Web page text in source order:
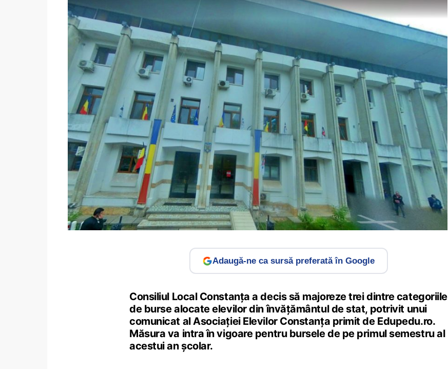
Adaugă-ne ca sursă preferată în Google
Consiliul Local Constanţa a decis să majoreze trei dintre categoriile
de burse alocate elevilor din învăţământul de stat, potrivit unui
comunicat al Asociației Elevilor Constanța primit de Edupedu.ro.
Măsura va intra în vigoare pentru bursele de pe primul semestru al
acestui an şcolar.